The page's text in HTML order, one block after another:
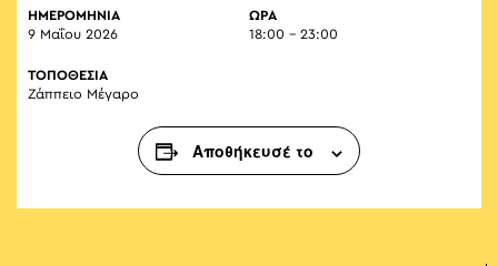
ΗΜΕΡΟΜΗΝΙΑ
9 Μαΐου 2026
ΏΡΑ
18:00 - 23:00
ΤΟΠΟΘΕΣΙΑ
Ζάππειο Μέγαρο
Αποθήκευσέ το